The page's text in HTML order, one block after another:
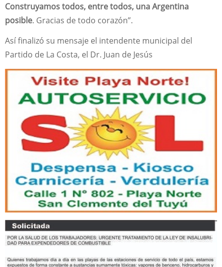
Construyamos todos, entre todos, una Argentina
posible. Gracias de todo corazón”.
Así finalizó su mensaje el intendente municipal del
Partido de La Costa, el Dr. Juan de Jesús